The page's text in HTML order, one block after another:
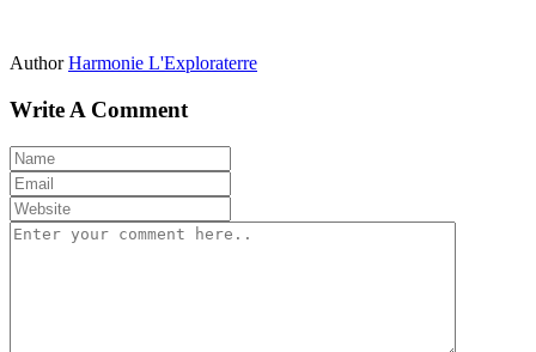
Author Harmonie L'Exploraterre
Write A Comment